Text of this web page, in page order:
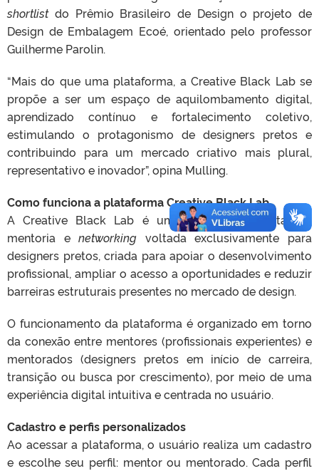
shortlistdo Prêmio Brasileiro de Design o projeto de
Design de Embalagem Ecoé, orientado pelo professor
Guilherme Parolin.
“Mais do que uma plataforma, a Creative Black Lab se
propõe a ser um espaço de aquilombamento digital,
aprendizado contínuo e fortalecimento coletivo,
estimulando o protagonismo de designers pretos e
contribuindo para um mercado criativo mais plural,
representativo e inovador”, opina Mulling.
Como funciona a plataforma Creative Black Lab
A Creative Black Lab é uma plataforma digital de
mentoria enetworking voltada exclusivamente para
designers pretos, criada para apoiar o desenvolvimento
profissional, ampliar o acesso a oportunidades e reduzir
barreiras estruturais presentes no mercado de design.
O funcionamento da plataforma é organizado em torno
da conexão entre mentores (profissionais experientes) e
mentorados (designers pretos em início de carreira,
transição ou busca por crescimento), por meio de uma
experiência digital intuitiva e centrada no usuário.
Cadastro e perfis personalizados
Ao acessar a plataforma, o usuário realiza um cadastro
e escolhe seu perfil: mentor ou mentorado. Cada perfil